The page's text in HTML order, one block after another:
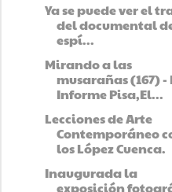
Ya se puede ver el
del documental
espí...
Mirando a las
musarañas (167) -
Informe Pisa,El...
Lecciones de Arte
Contemporáneo
los López Cuenca.
Inaugurada la
exposición